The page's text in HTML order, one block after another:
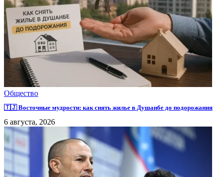
Общество
🇹🇯 Восточные мудрости: как снять жилье в Душанбе до подорожания
6 августа, 2026